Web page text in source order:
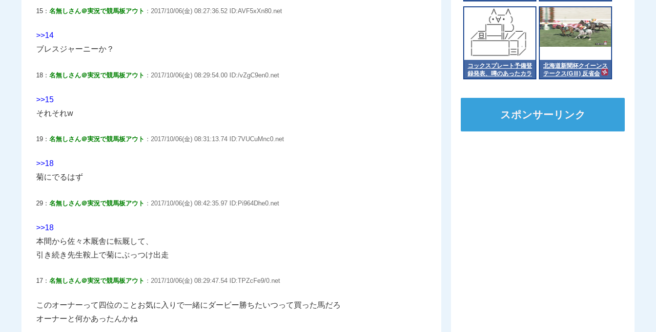
15： 名無しさん＠実況で競馬板アウト ：2017/10/06(金) 08:27:36.52 ID:AVF5xXn80.net
>>14
ブレスジャーニーか？
18： 名無しさん＠実況で競馬板アウト ：2017/10/06(金) 08:29:54.00 ID:/vZgC9en0.net
>>15
それそれw
19： 名無しさん＠実況で競馬板アウト ：2017/10/06(金) 08:31:13.74 ID:7VUCuMnc0.net
>>18
菊にでるはず
29： 名無しさん＠実況で競馬板アウト ：2017/10/06(金) 08:42:35.97 ID:Pi964Dhe0.net
>>18
本間から佐々木厩舎に転厩して、
引き続き先生鞍上で菊にぶっつけ出走
17： 名無しさん＠実況で競馬板アウト ：2017/10/06(金) 08:29:47.54 ID:TPZcFe9/0.net
このオーナーって四位のことお気に入りで一緒にダービー勝ちたいつって買った馬だろ
オーナーと何かあったんかね
コックスプレート予備登
録発表、噂のあったカラ
ンダガンは登録無しで再
北海道新聞杯クイーンス
テークス(GⅢ) 反省会
スポンサーリンク